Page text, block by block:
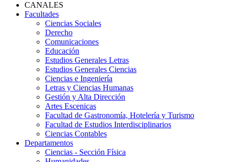
CANALES
Facultades
Ciencias Sociales
Derecho
Comunicaciones
Educación
Estudios Generales Letras
Estudios Generales Ciencias
Ciencias e Ingeniería
Letras y Ciencias Humanas
Gestión y Alta Dirección
Artes Escenicas
Facultad de Gastronomía, Hotelería y Turismo
Facultad de Estudios Interdisciplinarios
Ciencias Contables
Departamentos
Ciencias - Sección Física